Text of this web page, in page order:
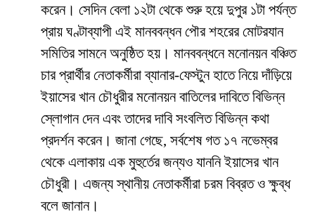
করেন। সেদিন বেলা ১২টা থেকে শুরু হয়ে দুপুর ১টা পর্যন্ত
প্রায় ঘণ্টাব্যাপী এই মানববন্ধন পৌর শহরের মোটরযান
সমিতির সামনে অনুষ্ঠিত হয়। মানববন্ধনে মনোনয়ন বঞ্চিত
চার প্রার্থীর নেতাকর্মীরা ব্যানার-ফেস্টুন হাতে নিয়ে দাঁড়িয়ে
ইয়াসের খান চৌধুরীর মনোনয়ন বাতিলের দাবিতে বিভিন্ন
স্লোগান দেন এবং তাদের দাবি সংবলিত বিভিন্ন কথা
প্রদর্শন করেন। জানা গেছে, সর্বশেষ গত ১৭ নভেম্বর
থেকে এলাকায় এক মুহুর্তের জন্যও যাননি ইয়াসের খান
চৌধুরী। এজন্য স্থানীয় নেতাকর্মীরা চরম বিব্রত ও ক্ষুব্ধ
বলে জানান।